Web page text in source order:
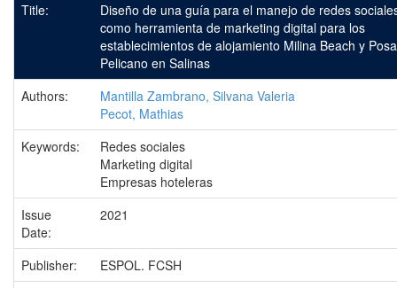
Title:
Diseño de una guía para el manejo de redes
como herramienta de marketing digital para los
establecimientos de alojamiento Milina Beach y
Pelicano en Salinas
Authors:
Mantilla Zambrano, Silvana Valeria
Pecot, Mathias
Keywords:
Redes sociales
Marketing digital
Empresas hoteleras
Issue
Date:
2021
Publisher:
ESPOL. FCSH